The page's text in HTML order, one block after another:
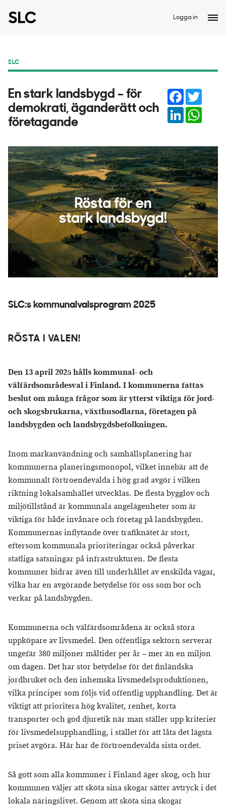
Logga in
SLC
En stark landsbygd – för
demokrati, äganderätt och
företagande
Facebook
LinkedIn
SLC:s kommunalvalsprogram 2025
RÖSTA I VALEN!
Den 13 april 2025 hålls kommunal- och
välfärdsområdesval i Finland. I kommunerna fattas
beslut om många frågor som är ytterst viktiga för jord-
och skogsbrukarna, växthusodlarna, företagen på
landsbygden och landsbygdsbefolkningen.
Inom markanvändning och samhällsplanering har
kommunerna planeringsmonopol, vilket innebär att de
kommunalt förtroendevalda i hög grad avgör i vilken
riktning lokalsamhället utvecklas. De flesta bygglov och
miljötillstånd är kommunala angelägenheter som är
viktiga för både invånare och företag på landsbygden.
Kommunernas inflytande över trafiknätet är stort,
eftersom kommunala prioriteringar också påverkar
statliga satsningar på infrastrukturen. De flesta
kommuner bidrar även till underhållet av enskilda vägar,
vilka har en avgörande betydelse för oss som bor och
verkar på landsbygden.
Kommunerna och välfärdsområdena är också stora
uppköpare av livsmedel. Den offentliga sektorn serverar
ungefär 380 miljoner måltider per år – mer än en miljon
om dagen. Det har stor betydelse för det finländska
jordbruket och den inhemska livsmedelsproduktionen,
vilka principer som följs vid offentlig upphandling. Det är
viktigt att prioritera hög kvalitet, renhet, korta
transporter och god djuretik när man ställer upp kriterier
för livsmedelsupphandling, i stället för att låta det lägsta
priset avgöra. Här har de förtroendevalda sista ordet.
Så gott som alla kommuner i Finland äger skog, och hur
kommunen väljer att sköta sina skogar sätter avtryck i det
lokala näringslivet. Genom att sköta sina skogar